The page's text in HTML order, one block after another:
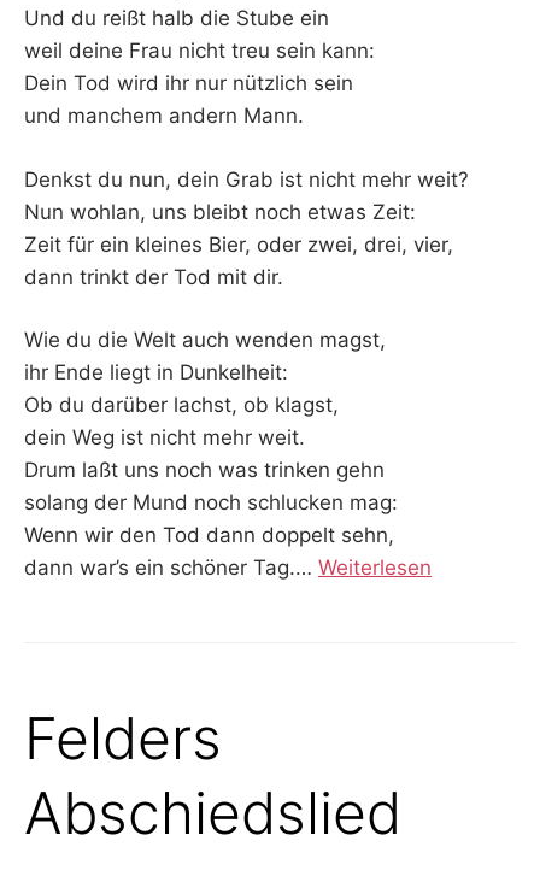
Und du reißt halb die Stube ein
weil deine Frau nicht treu sein kann:
Dein Tod wird ihr nur nützlich sein
und manchem andern Mann.
Denkst du nun, dein Grab ist nicht mehr weit?
Nun wohlan, uns bleibt noch etwas Zeit:
Zeit für ein kleines Bier, oder zwei, drei, vier,
dann trinkt der Tod mit dir.
Wie du die Welt auch wenden magst,
ihr Ende liegt in Dunkelheit:
Ob du darüber lachst, ob klagst,
dein Weg ist nicht mehr weit.
Drum laßt uns noch was trinken gehn
solang der Mund noch schlucken mag:
Wenn wir den Tod dann doppelt sehn,
dann war’s ein schöner Tag.… Weiterlesen
Felders
Abschiedslied